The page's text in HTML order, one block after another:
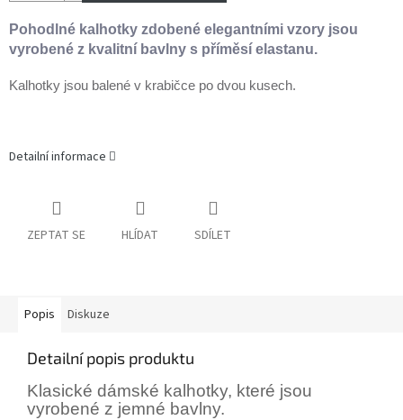
Pohodlné kalhotky zdobené elegantními vzory jsou
vyrobené z kvalitní bavlny s příměsí elastanu.
Kalhotky jsou balené v krabičce po dvou kusech.
Detailní informace
ZEPTAT SE HLÍDAT SDÍLET
Popis Diskuze
Detailní popis produktu
Klasické dámské kalhotky, které jsou
vyrobené z jemné bavlny.